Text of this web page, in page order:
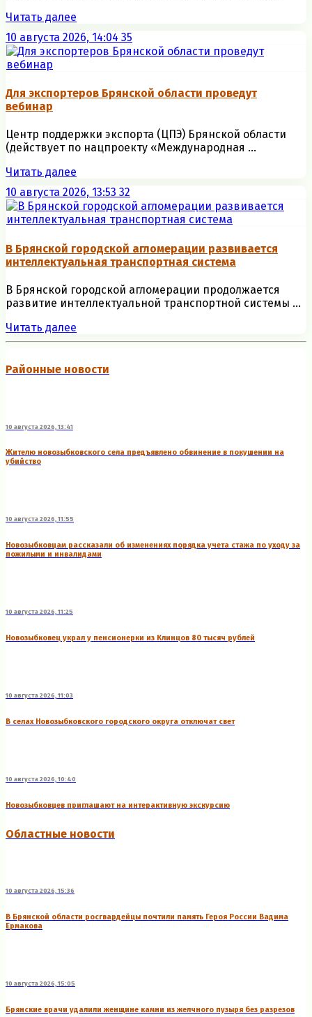
Читать далее
10 августа 2026, 14:04 35
Для экспортеров Брянской области проведут
вебинар
Центр поддержки экспорта (ЦПЭ) Брянской области
(действует по нацпроекту «Международная ...
Читать далее
10 августа 2026, 13:53 32
В Брянской городской агломерации развивается
интеллектуальная транспортная система
В Брянской городской агломерации продолжается
развитие интеллектуальной транспортной системы ...
Читать далее
Районные новости
10 августа 2026, 13:41
Жителю новозыбковского села предъявлено обвинение в покушении на
убийство
10 августа 2026, 11:55
Новозыбковцам рассказали об изменениях порядка учета стажа по уходу за
пожилыми и инвалидами
10 августа 2026, 11:25
Новозыбковец украл у пенсионерки из Клинцов 80 тысяч рублей
10 августа 2026, 11:03
В селах Новозыбковского городского округа отключат свет
10 августа 2026, 10:40
Новозыбковцев приглашают на интерактивную экскурсию
Областные новости
10 августа 2026, 15:36
В Брянской области росгвардейцы почтили память Героя России Вадима
Ермакова
10 августа 2026, 15:05
Брянские врачи удалили женщине камни из желчного пузыря без разрезов